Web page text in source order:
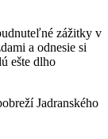
zážitky v
a odnesie si
ešte dlho